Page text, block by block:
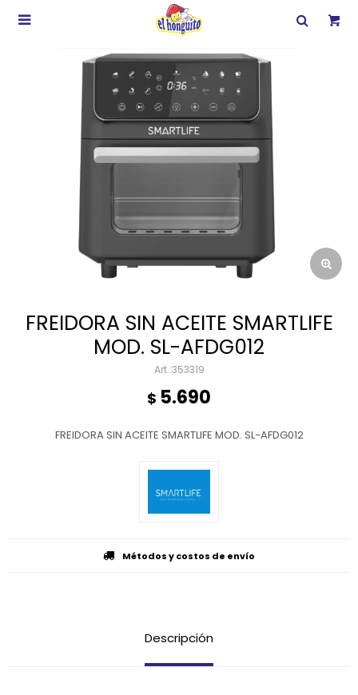

FREIDORA SIN ACEITE SMARTLIFE
MOD. SL-AFDG012
353319
$ 5.690
FREIDORA SIN ACEITE SMARTLIFE MOD. SL-AFDG012
Métodos y costos de envío
Descripción